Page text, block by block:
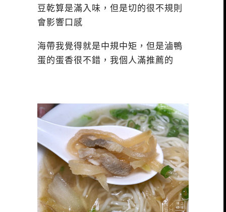
豆乾算是滿入味，但是切的很不規則
會影響口感
海帶我覺得就是中規中矩，但是滷鴨
蛋的蛋香很不錯，我個人滿推薦的